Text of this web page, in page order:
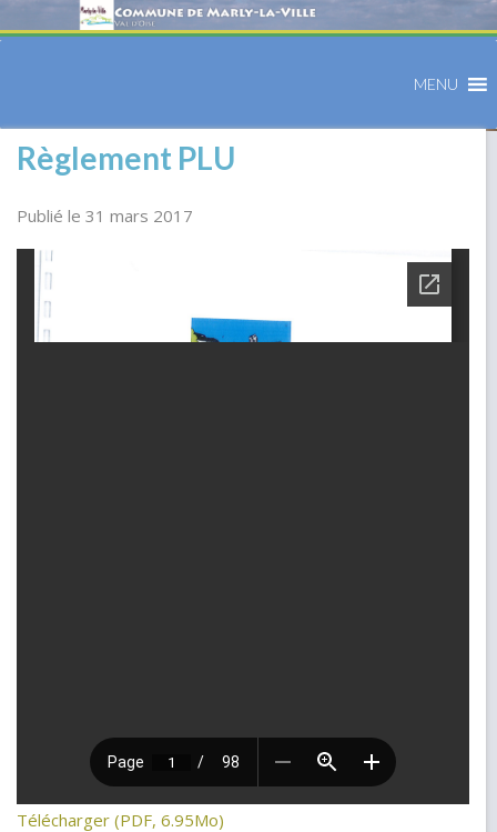
MENU
Règlement PLU
Publié le 31 mars 2017
Télécharger (PDF, 6.95Mo)